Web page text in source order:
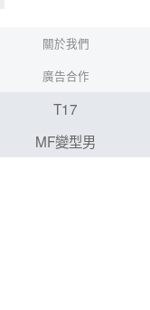
關於我們
廣告合作
T17
MF變型男